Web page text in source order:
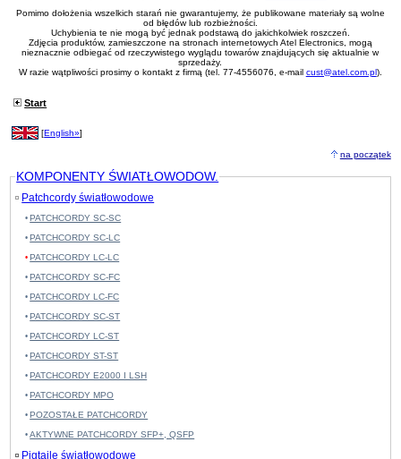
#04537
11,40 PLN
LC/UPC, FC/UPC, MM, OM3, 50/125, 10m
#08612
11,60 PLN
LC/UPC, LC/UPC, SM, G652D, 9/125, 1m
#08613
12,20 PLN
LC/UPC, LC/UPC, SM, G652D, 9/125, 2m
LC/UPC, LC/UPC, SM, G652D, 9/125, 3m
#08615
14,60 PLN
LC/UPC, LC/UPC, SM, G652D, 9/125, 5m
#04528
Pomimo dołożenia wszelkich starań nie gwarantujemy, że publikowane materiały są wolne
od błędów lub rozbieżności.
Uchybienia te nie mogą być jednak podstawą do jakichkolwiek roszczeń.
Zdjęcia produktów, zamieszczone na stronach internetowych Atel Electronics, mogą
nieznacznie odbiegać od rzeczywistego wyglądu towarów znajdujących się aktualnie w
sprzedaży.
W razie wątpliwości prosimy o kontakt z firmą (tel. 77-4556076, e-mail cust@atel.com.pl).
Start
[English»]
na początek
KOMPONENTY ŚWIATŁOWODOW.
Patchcordy światłowodowe
PATCHCORDY SC-SC
PATCHCORDY SC-LC
PATCHCORDY LC-LC
PATCHCORDY SC-FC
PATCHCORDY LC-FC
PATCHCORDY SC-ST
PATCHCORDY LC-ST
PATCHCORDY ST-ST
PATCHCORDY E2000 I LSH
PATCHCORDY MPO
POZOSTAŁE PATCHCORDY
AKTYWNE PATCHCORDY SFP+, QSFP
Pigtaile światłowodowe